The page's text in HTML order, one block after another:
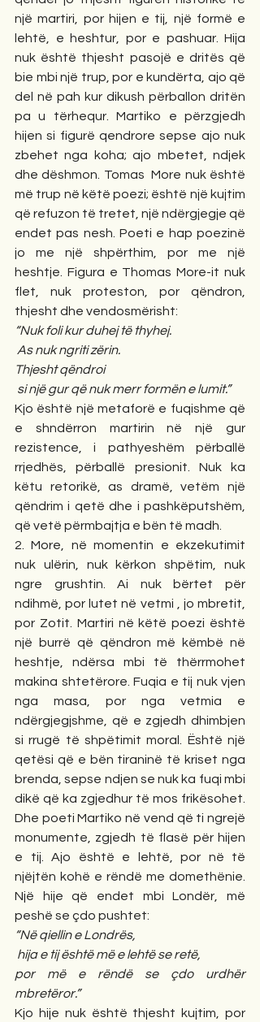
një martiri, por hijen e tij, një formë e
lehtë, e heshtur, por e pashuar. Hija
nuk është thjesht pasojë e dritës që
bie mbi një trup, por e kundërta, ajo që
del në pah kur dikush përballon dritën
pa u tërhequr. Martiko e përzgjedh
hijen si figurë qendrore sepse ajo nuk
zbehet nga koha; ajo mbetet, ndjek
dhe dëshmon. Tomas  More nuk është
më trup në këtë poezi; është një kujtim
që refuzon të tretet, një ndërgjegje që
endet pas nesh. Poeti e hap poezinë
jo me një shpërthim, por me një
heshtje. Figura e Thomas More-it nuk
flet, nuk proteston, por qëndron,
thjesht dhe vendosmërisht:
“Nuk foli kur duhej të thyhej.
As nuk ngriti zërin.
Thjesht qëndroi
si një gur që nuk merr formën e lumit.”
Kjo është një metaforë e fuqishme që
e shndërron martirin në një gur
rezistence, i pathyeshëm përballë
rrjedhës, përballë presionit. Nuk ka
këtu retorikë, as dramë, vetëm një
qëndrim i qetë dhe i pashkëputshëm,
që vetë përmbajtja e bën të madh.
2. More, në momentin e ekzekutimit
nuk ulërin, nuk kërkon shpëtim, nuk
ngre grushtin. Ai nuk bërtet për
ndihmë, por lutet në vetmi , jo mbretit,
por Zotit. Martiri në këtë poezi është
një burrë që qëndron më këmbë në
heshtje, ndërsa mbi të thërrmohet
makina shtetërore. Fuqia e tij nuk vjen
nga masa, por nga vetmia e
ndërgjegjshme, që e zgjedh dhimbjen
si rrugë të shpëtimit moral. Është një
qetësi që e bën tiraninë të kriset nga
brenda, sepse ndjen se nuk ka fuqi mbi
dikë që ka zgjedhur të mos frikësohet.
Dhe poeti Martiko në vend që ti ngrejë
monumente, zgjedh të flasë për hijen
e tij. Ajo është e lehtë, por në të
njëjtën kohë e rëndë me domethënie.
Një hije që endet mbi Londër, më
peshë se çdo pushtet:
“Në qiellin e Londrës,
hija e tij është më e lehtë se retë,
por më e rëndë se çdo urdhër
mbretëror.”
Kjo hije nuk është thjesht kujtim, por